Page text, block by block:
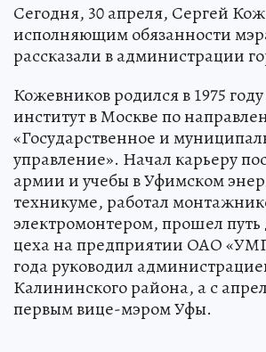
Сегодня, 30 апреля, Сергей
исполняющим обязанности
рассказали в администрации
Кожевников родился в 1975
институт в Москве по
«Государственное и
управление». Начал карьеру
армии и учебы в Уфимском
техникуме, работал
электромонтером, прошел
цеха на предприятии ОАО
года руководил
Калининского района, а с
первым вице-мэром Уфы.